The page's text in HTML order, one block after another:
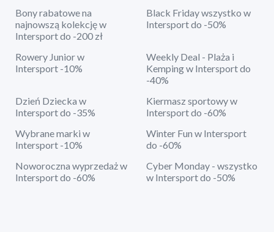
Bony rabatowe na
najnowszą kolekcję w
Intersport do -200 zł
Black Friday wszystko w
Intersport do -50%
Rowery Junior w
Intersport -10%
Weekly Deal - Plaża i
Kemping w Intersport do
-40%
Dzień Dziecka w
Intersport do -35%
Kiermasz sportowy w
Intersport do -60%
Wybrane marki w
Intersport -10%
Winter Fun w Intersport
do -60%
Noworoczna wyprzedaż w
Intersport do -60%
Cyber Monday - wszystko
w Intersport do -50%